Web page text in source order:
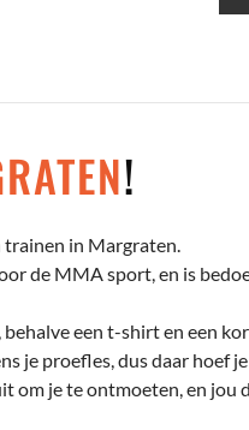
!
in Margraten.
de MMA sport, en is
een t-shirt en een
je proefles, dus daar hoef
om je te ontmoeten, en jou